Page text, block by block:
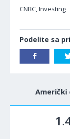
CNBC, Investing
Podelite sa
Američki